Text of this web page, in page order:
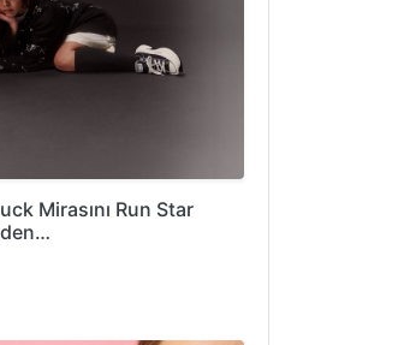
Mirasını Run Star